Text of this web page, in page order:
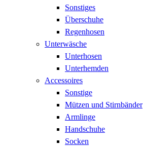
Sonstiges
Überschuhe
Regenhosen
Unterwäsche
Unterhosen
Unterhemden
Accessoires
Sonstige
Mützen und Stirnbänder
Armlinge
Handschuhe
Socken